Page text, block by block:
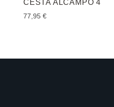
CESTA ALCAMPO 4
77,95 €